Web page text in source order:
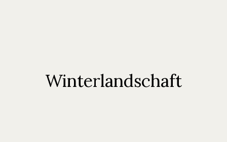
Winterlandschaft